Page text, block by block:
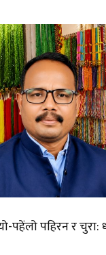
पहेंलो पहिरन र चुरा: